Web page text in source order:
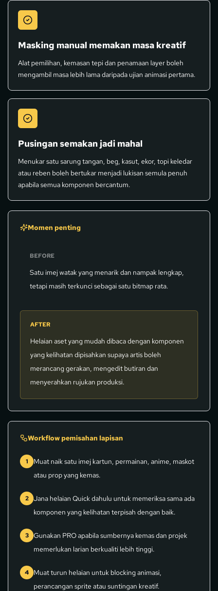
Masking manual memakan masa kreatif
Alat pemilihan, kemasan tepi dan penamaan layer boleh
mengambil masa lebih lama daripada ujian animasi pertama.
Pusingan semakan jadi mahal
Menukar satu sarung tangan, beg, kasut, ekor, topi keledar
atau reben boleh bertukar menjadi lukisan semula penuh
apabila semua komponen bercantum.
Momen penting
BEFORE
Satu imej watak yang menarik dan nampak lengkap,
tetapi masih terkunci sebagai satu bitmap rata.
AFTER
Helaian aset yang mudah dibaca dengan komponen
yang kelihatan dipisahkan supaya artis boleh
merancang gerakan, mengedit butiran dan
menyerahkan rujukan produksi.
Workflow pemisahan lapisan
1
Muat naik satu imej kartun, permainan, anime, maskot
atau prop yang kemas.
2
Jana helaian Quick dahulu untuk memeriksa sama ada
komponen yang kelihatan terpisah dengan baik.
3
Gunakan PRO apabila sumbernya kemas dan projek
memerlukan larian berkualiti lebih tinggi.
4
Muat turun helaian untuk blocking animasi,
perancangan sprite atau suntingan kreatif.